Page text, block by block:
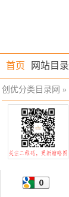
首页 网站目录
创优分类目录网 »